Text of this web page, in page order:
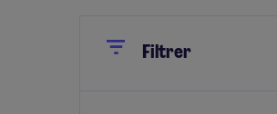
CloseFiltrer